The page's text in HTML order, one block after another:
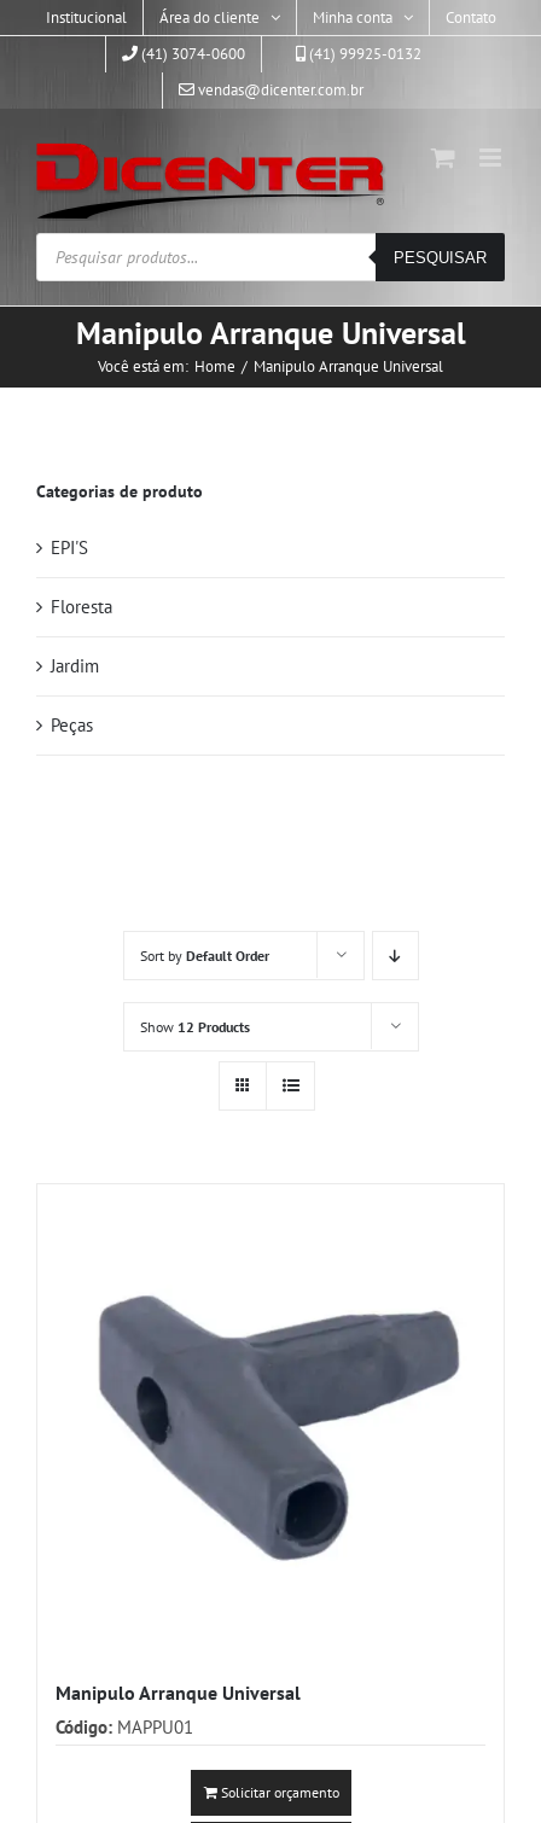
Institucional Área do cliente Minha conta
Contato
(41) 3074-0600
(41) 99925-0132
vendas@dicenter.com.br
Pesquisar
produtos
PESQUISAR
Manipulo Arranque Universal
Você está em: Home Manipulo Arranque Universal
Sort by Default Order
Show 12 Products
Manipulo Arranque Universal
Código: MAPPU01
Solicitar orçamento
Categorias de produto
EPI'S
Floresta
Jardim
Peças